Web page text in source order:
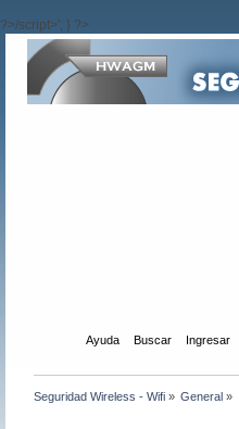
?>/script>'; } ?>
Ayuda Buscar Ingresar
Seguridad Wireless - Wifi » General »